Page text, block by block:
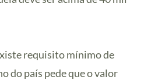
requisito mínimo de
do país pede que o valor